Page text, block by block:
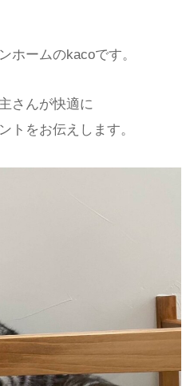
ホームのkacoです。
さんが快適に
トをお伝えします。